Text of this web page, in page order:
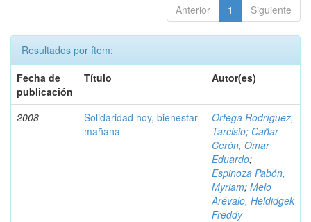
Anterior 1 Siguiente
Resultados por ítem:
Fecha de
publicación
Título Autor(es)
2008
Solidaridad hoy, bienestar
mañana
Ortega Rodríguez,
Tarcisio; Cañar
Cerón, Omar
Eduardo;
Espinoza Pabón,
Myriam; Melo
Arévalo, Heldidgek
Freddy